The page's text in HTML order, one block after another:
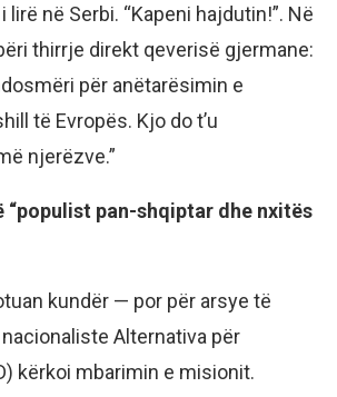
në Serbi. “Kapeni hajdutin!”. Në
thirrje direkt qeverisë gjermane:
për anëtarësimin e
të Evropës. Kjo do t’u
njerëzve.”
“populist pan-shqiptar dhe nxitës
kundër — por për arsye të
Alternativa për
kërkoi mbarimin e misionit.